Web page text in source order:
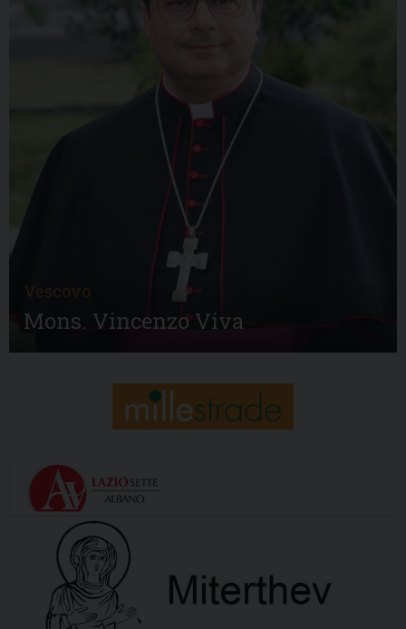
Vescovo
Mons. Vincenzo Viva